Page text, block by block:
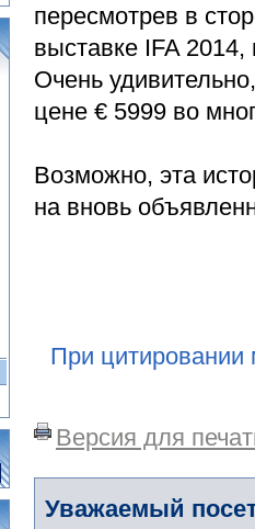
пересмотрев в
выставке IFA
Очень
цене € 5999 во
Возможно, эта
на вновь
При цитировании
Версия для
Уважаемый